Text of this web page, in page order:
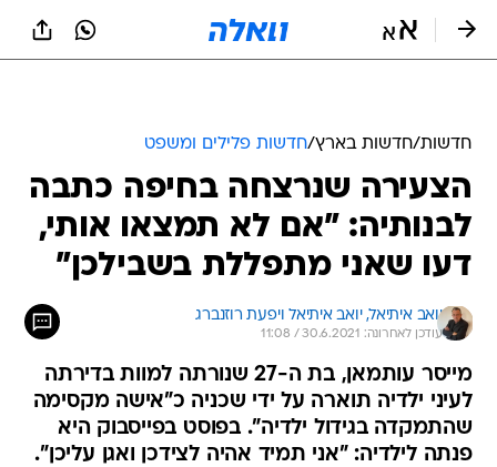
הצעירה שנרצחה בחיפה כתבה
לבנותיה: "אם לא תמצאו אותי,
דעו שאני מתפללת בשבילכן"
יואב איתיאל, יואב איתיאל ויפעת רוזנברג
עודכן לאחרונה: 30.6.2021 / 11:08
מייסר עותמאן, בת ה-27 שנורתה למוות בדירתה
לעיני ילדיה תוארה על ידי שכניה כ"אישה מקסימה
שהתמקדה בגידול ילדיה". בפוסט בפייסבוק היא
פנתה לילדיה: "אני תמיד אהיה לצידכן ואגן עליכן".
המצוד אחר החשוד ברצח נמשך